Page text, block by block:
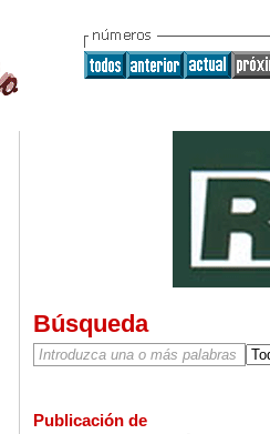
Búsqueda
Publicación de